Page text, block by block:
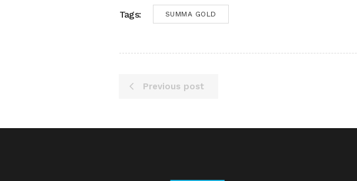
Tags: SUMMA GOLD
Previous post